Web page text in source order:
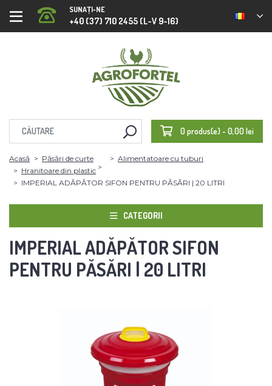
SUNAȚI-NE
+40 (37) 710 2455 (L-V 9-16)
0 produs(e) - 0,00 lei
Acasă Păsări de curte
Alimentatoare cu tuburi
Hranitoare din plastic
IMPERIAL ADĂPĂTOR SIFON PENTRU PĂSĂRI | 20 LITRI
CATEGORII
IMPERIAL ADĂPĂTOR SIFON
PENTRU PĂSĂRI | 20 LITRI